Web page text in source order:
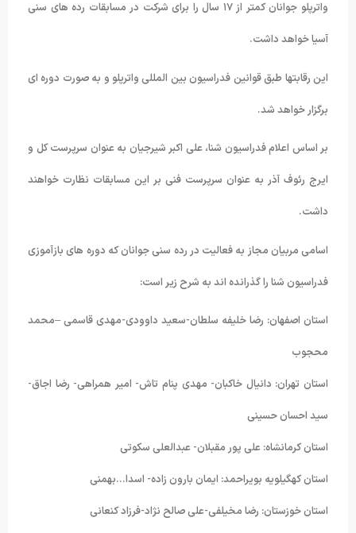
واترپلو جوانان کمتر از ١٧ سال را برای شرکت در مسابقات رده های سنی
آسیا خواهد داشت.
این رقابتها طبق قوانین فدراسیون بین المللی واترپلو و به صورت دوره ای
برگزار خواهد شد.
بر اساس اعلام فدراسیون شنا، علی اکبر شیرجیان به عنوان سرپرست کل و
ایرج رئوف آذر به عنوان سرپرست فنی بر این مسابقات نظارت خواهند
داشت.
اسامی مربیان مجاز به فعالیت در رده سنی جوانان که دوره های بازآموزی
فدراسیون شنا را گذرانده اند به شرح زیر است:
استان اصفهان: رضا خلیفه سلطان-سعید داوودی-مهدی قاسمی –محمد
محجوب
استان تهران: دانیال خاکبان- مهدی پنام تاش- امیر همراهی- رضا اجاق-
سید احسان حسینی
استان کرمانشاه: علی پور مقبلان- عبدالعلی سکوتی
استان کهگیلویه بویراحمد: ایمان بارون زاده- اسدا…بهمنی
استان خوزستان: رضا مخیلفی-علی صالح نژاد-فرزاد کنعانی